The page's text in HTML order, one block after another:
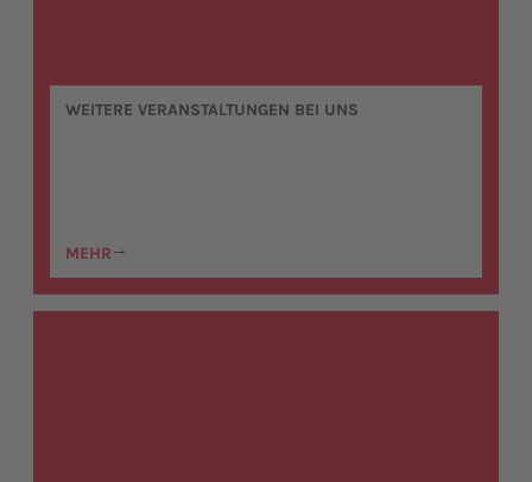
WEITERE VERANSTALTUNGEN BEI UNS
MEHR